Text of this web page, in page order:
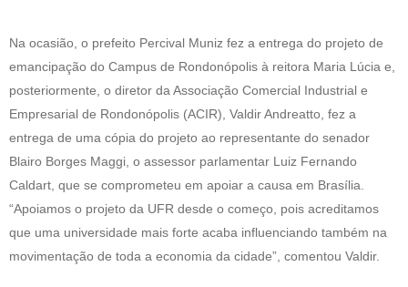
Na ocasião, o prefeito Percival Muniz fez a entrega do projeto de
emancipação do Campus de Rondonópolis à reitora Maria Lúcia e,
posteriormente, o diretor da Associação Comercial Industrial e
Empresarial de Rondonópolis (ACIR), Valdir Andreatto, fez a
entrega de uma cópia do projeto ao representante do senador
Blairo Borges Maggi, o assessor parlamentar Luiz Fernando
Caldart, que se comprometeu em apoiar a causa em Brasília.
“Apoiamos o projeto da UFR desde o começo, pois acreditamos
que uma universidade mais forte acaba influenciando também na
movimentação de toda a economia da cidade”, comentou Valdir.